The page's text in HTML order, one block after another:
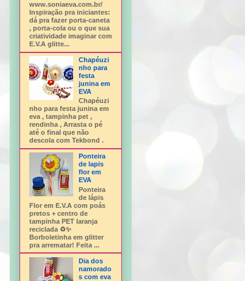
www.soniaeva.com.br/
Inspiração pra iniciantes:
dá pra fazer porta-caneta
, porta-cola ou o que sua
criatividade imaginar com
E.V.A glitte...
Chapéuzi
nho para
festa
junina em
EVA
Chapéuzi
nho para festa junina em
eva , tampinha pet ,
rendinha , Arrasta o pé
até o final que não
descola com Tekbond .
Ponteira
de lapis
flor em
EVA
Ponteira
de lápis
Flor em E.V.A com poás
pretos + centro de
tampinha PET laranja
reciclada ♻️✨
Borboletinha em glitter
pra arrematar! Feita ...
Dia dos
namorado
s com eva